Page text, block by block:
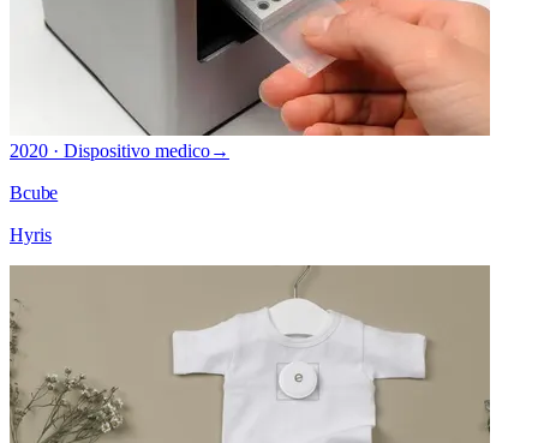
2020 · Dispositivo medico→
Bcube
Hyris